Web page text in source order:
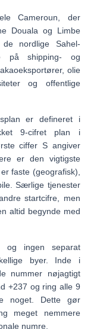
Cameroun , der
Douala og Limbe
nordlige Sahel-
på shipping- og
olie
og offentlige
er defineret i
9-cifret plan i
cifferS angiver
er den vigtigste
faste (geografisk)
. Særlige tjenester
startcifre, men
altid begynde med
og ingen separat
byer. Inde i
nummer nøjagtigt
+237 og ring alle 9
noget. Dette gør
meget nemmere
numre.